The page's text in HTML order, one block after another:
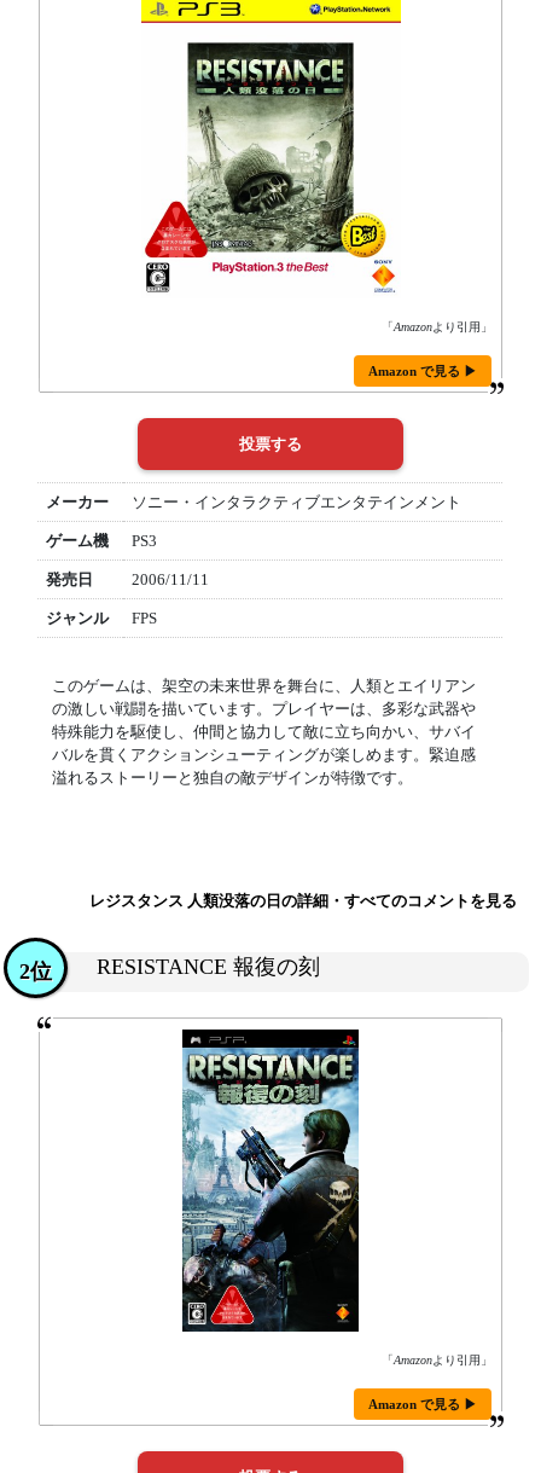
「Amazonより引用」
Amazon で見る ▶
メーカー ソニー・インタラクティブエンタテインメント
ゲーム機 PS3
発売日 2006/11/11
ジャンル FPS
このゲームは、架空の未来世界を舞台に、人類とエイリアン
の激しい戦闘を描いています。プレイヤーは、多彩な武器や
特殊能力を駆使し、仲間と協力して敵に立ち向かい、サバイ
バルを貫くアクションシューティングが楽しめます。緊迫感
溢れるストーリーと独自の敵デザインが特徴です。
レジスタンス 人類没落の日の詳細・すべてのコメントを見る
RESISTANCE 報復の刻
2位
「Amazonより引用」
Amazon で見る ▶